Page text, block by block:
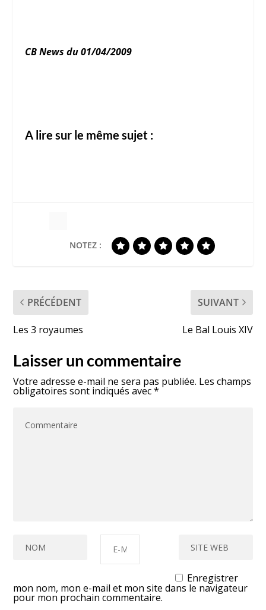
CB News du 01/04/2009
A lire sur le même sujet :
NOTEZ :
PRÉCÉDENT
Les 3 royaumes
SUIVANT
Le Bal Louis XIV
Laisser un commentaire
Votre adresse e-mail ne sera pas publiée. Les champs
obligatoires sont indiqués avec*
Enregistrer
mon nom, mon e-mail et mon site dans le navigateur
pour mon prochain commentaire.